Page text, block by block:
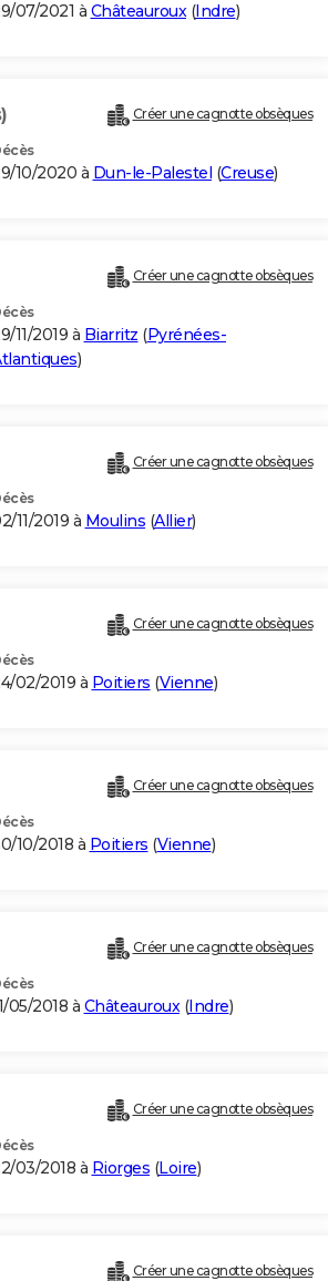
07/2021 à Châteauroux(Indre)
Créer une cagnotte obsèques
10/2020 à Dun-le-Palestel (Creuse)
Créer une cagnotte obsèques
11/2019 à Biarritz (Pyrénées-
)
Créer une cagnotte obsèques
11/2019 à Moulins (Allier)
Créer une cagnotte obsèques
02/2019 à Poitiers (Vienne)
Créer une cagnotte obsèques
10/2018 à Poitiers (Vienne)
Créer une cagnotte obsèques
05/2018 à Châteauroux(Indre)
Créer une cagnotte obsèques
03/2018 à Riorges (Loire)
Créer une cagnotte obsèques